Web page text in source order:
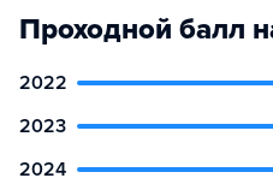
Проходной балл
2022
2023
2024